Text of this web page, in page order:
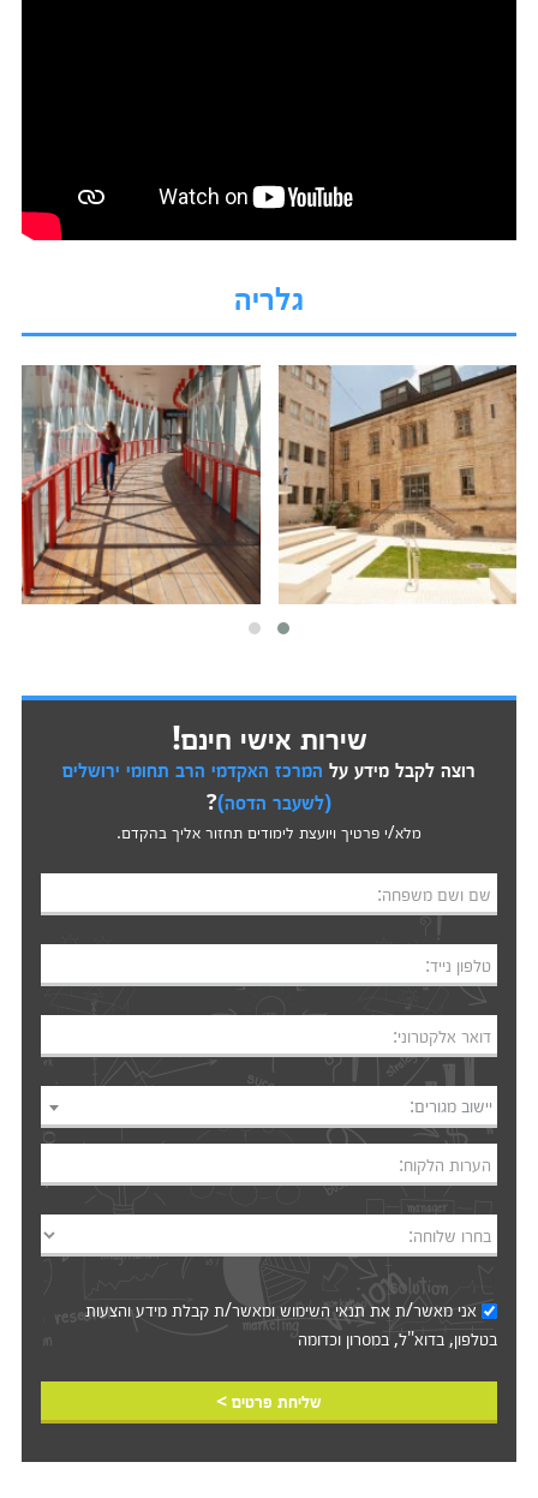
גלריה
שירות אישי חינם!
רוצה לקבל מידע על המרכז האקדמי הרב תחומי ירושלים
(לשעבר הדסה)?
מלא/י פרטיך ויועצת לימודים תחזור אליך בהקדם.
שם ושם משפחה:
טלפון נייד:
דואר אלקטרוני:
יישוב מגורים:
הערות הלקוח:
בחרו שלוחה:
אני מאשר/ת אתתנאי השימושומאשר/ת קבלת מידע והצעות
בטלפון, בדוא"ל, במסרון וכדומה‎‎
שליחת פרטים >